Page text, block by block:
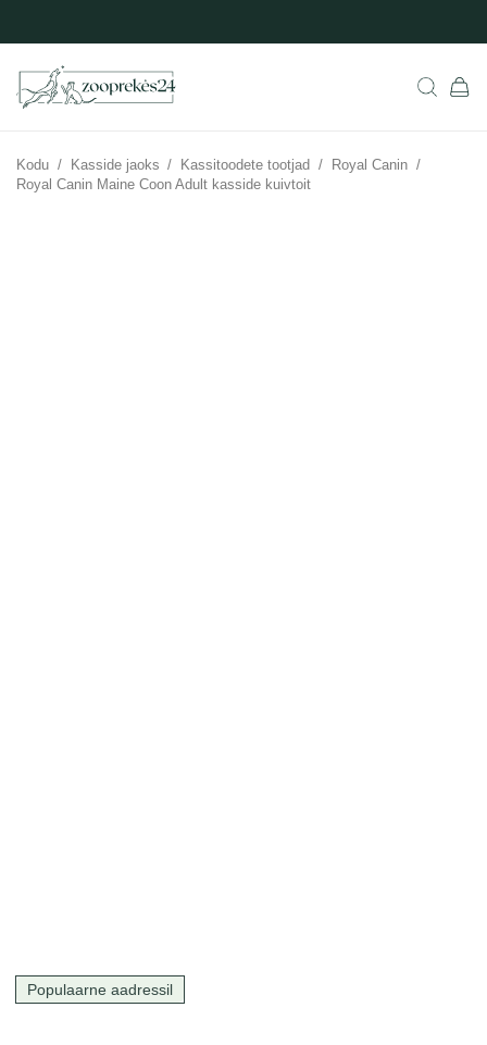
Kodu / Kasside jaoks / Kassitoodete tootjad / Royal Canin /
Royal Canin Maine Coon Adult kasside kuivtoit
Populaarne aadressil